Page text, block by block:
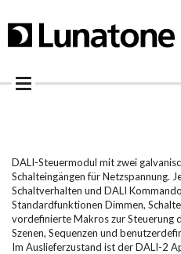
to
content
DALI-Steuermodul mit zwei
Schalteingängen für Netzspannung.
Schaltverhalten und DALI
Standardfunktionen Dimmen,
vordefinierte Makros zur Steuerung
Szenen, Sequenzen und
Im Auslieferzustand ist der DALI-2